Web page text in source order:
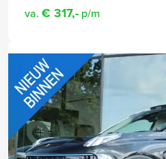
va. € 317,- p/m